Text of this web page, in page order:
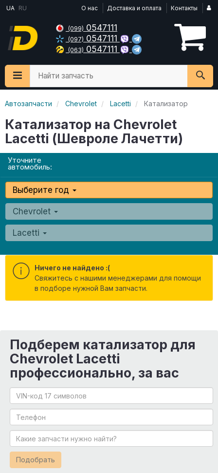
UA RU О нас Доставка и оплата Контакты
(099) 0547111
(097) 0547111
(063) 0547111
Найти запчасть
Автозапчасти Chevrolet Lacetti Катализатор
Катализатор на Chevrolet
Lacetti (Шевроле Лачетти)
Уточните
автомобиль:
Выберите год
Chevrolet
Lacetti
Ничего не найдено :(
Cвяжитесь с нашими менеджерами для помощи
в подборе нужной Вам запчасти.
Подберем катализатор для
Chevrolet Lacetti
профессионально, за вас
Подобрать